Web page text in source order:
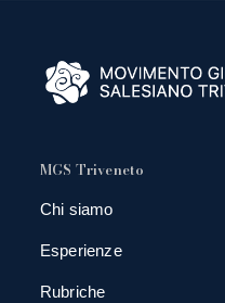
MGS Triveneto
Chi siamo
Esperienze
Rubriche